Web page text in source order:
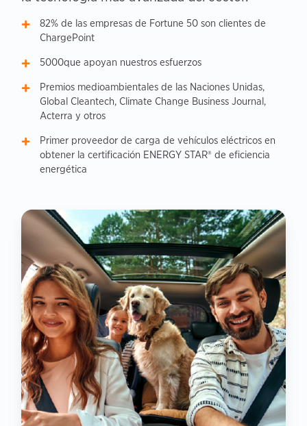
82% de las empresas de Fortune 50 son clientes de
ChargePoint
5000que apoyan nuestros esfuerzos
Premios medioambientales de las Naciones Unidas,
Global Cleantech, Climate Change Business Journal,
Acterra y otros
Primer proveedor de carga de vehículos eléctricos en
obtener la certificación ENERGY STAR® de eficiencia
energética